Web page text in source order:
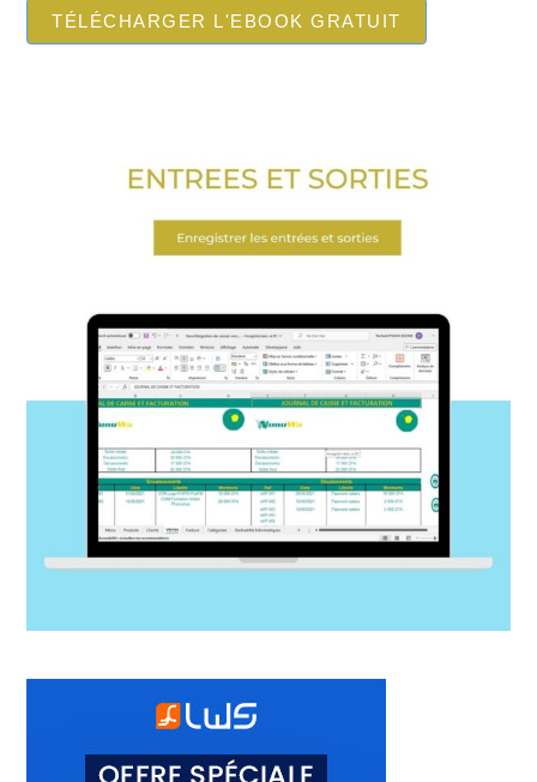
TÉLÉCHARGER L'EBOOK GRATUIT